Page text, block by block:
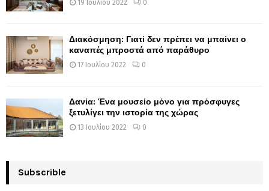
19 Ιουλίου 2022 0
Διακόσμηση: Γιατί δεν πρέπει να μπαίνει ο
καναπές μπροστά από παράθυρο
17 Ιουλίου 2022 0
Δανία: Ένα μουσείο μόνο για πρόσφυγες
ξετυλίγει την ιστορία της χώρας
13 Ιουλίου 2022 0
Subscrible